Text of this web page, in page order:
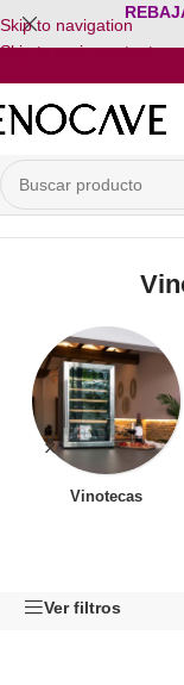
Skip to navigation
Skip to main content
Inicio/Por Clasificación
Vinotecas
Ver filtros